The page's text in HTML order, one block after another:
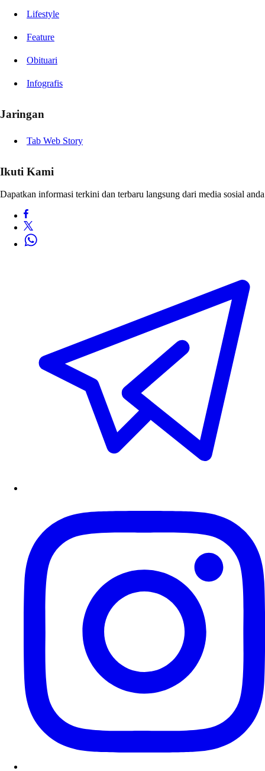
Lifestyle
Feature
Obituari
Infografis
Jaringan
Tab Web Story
Ikuti Kami
Dapatkan informasi terkini dan terbaru langsung dari media sosial anda